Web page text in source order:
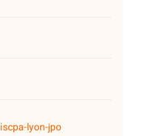
lyon-jpo